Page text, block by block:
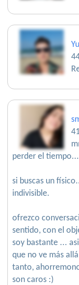
perder el
si buscas un
indivisible.
ofrezco
sentido, con el
soy bastante ...
que no ve más
tanto,
son caros :)